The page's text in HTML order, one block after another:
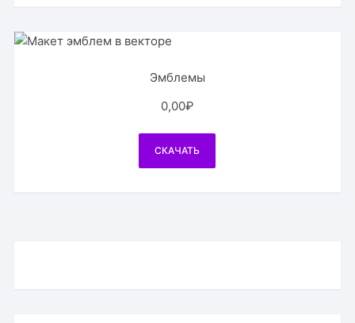
Эмблемы
0,00₽
СКАЧАТЬ